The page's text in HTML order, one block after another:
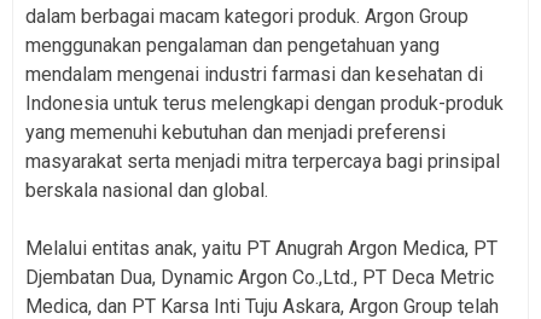
dalam berbagai macam kategori produk. Argon Group
menggunakan pengalaman dan pengetahuan yang
mendalam mengenai industri farmasi dan kesehatan di
Indonesia untuk terus melengkapi dengan produk-produk
yang memenuhi kebutuhan dan menjadi preferensi
masyarakat serta menjadi mitra terpercaya bagi prinsipal
berskala nasional dan global.
Melalui entitas anak, yaitu PT Anugrah Argon Medica, PT
Djembatan Dua, Dynamic Argon Co.,Ltd., PT Deca Metric
Medica, dan PT Karsa Inti Tuju Askara, Argon Group telah